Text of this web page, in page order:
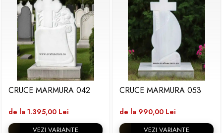
CRUCE MARMURA 042
de la 1.395,00 Lei
VEZI VARIANTE
CRUCE MARMURA 053
de la 990,00 Lei
VEZI VARIANTE